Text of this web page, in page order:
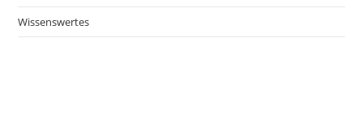
Wissenswertes